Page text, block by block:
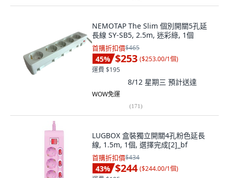
NEMOTAP The Slim 個別開關5孔延
長線 SY-SB5, 2.5m, 迷彩綠, 1個
首購折扣價$465
45% $253 ($253.00/1個)
運費 $195
8/12 星期三 預計送達
WOW免運
(171)
LUGBOX 盒裝獨立開關4孔粉色延長
線, 1.5m, 1個, 選擇完成[2]_bf
首購折扣價$434
43% $244 ($244.00/1個)